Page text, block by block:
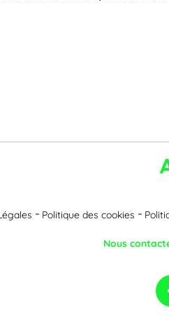
Politique des cookies
Nous